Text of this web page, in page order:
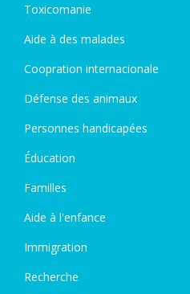
Toxicomanie
Aide à des malades
Coopration internacionale
Défense des animaux
Personnes handicapées
Éducation
Familles
Aide à l'enfance
Immigration
Recherche